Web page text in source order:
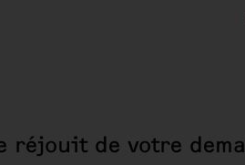
réjouit de votre